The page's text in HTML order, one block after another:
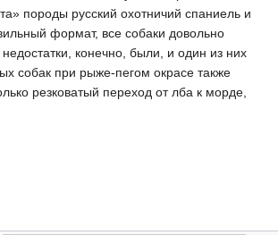
породы русский охотничий спаниель и
формат, все собаки довольно
конечно, были, и один из них
собак при рыже-пегом окрасе также
резковатый переход от лба к морде,